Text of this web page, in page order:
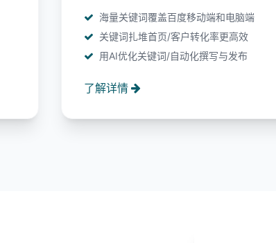
海量关键词覆盖百度移动端和电脑端
关键词扎堆首页/客户转化率更高效
用AI优化关键词/自动化撰写与发布
了解详情